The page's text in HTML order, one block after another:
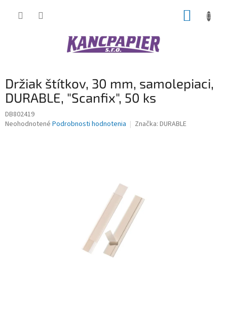
Držiak štítkov, 30 mm, samolepiaci,
DURABLE, "Scanfix", 50 ks
DB802419
Priemerné
Neohodnotené Podrobnosti hodnotenia Značka: DURABLE